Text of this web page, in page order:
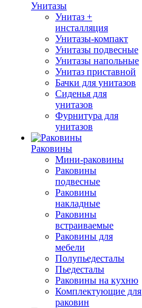
Унитазы
Унитаз +
инсталляция
Унитазы-компакт
Унитазы подвесные
Унитазы напольные
Унитаз приставной
Бачки для унитазов
Сиденья для
унитазов
Фурнитура для
унитазов
Раковины
Мини-раковины
Раковины
подвесные
Раковины
накладные
Раковины
встраиваемые
Раковины для
мебели
Полупьедесталы
Пьедесталы
Раковины на кухню
Комплектующие для
раковин